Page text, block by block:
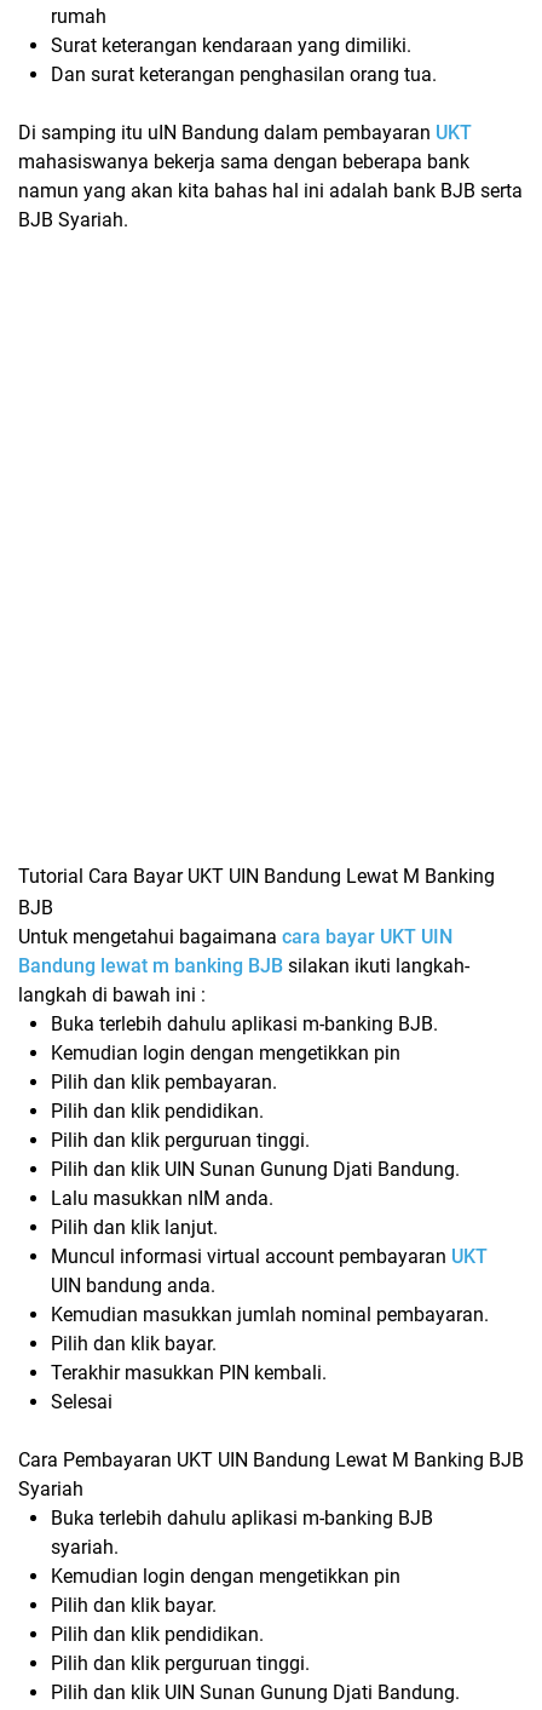
rumah
Surat keterangan kendaraan yang dimiliki.
Dan surat keterangan penghasilan orang tua.
Di samping itu uIN Bandung dalam pembayaran UKT
mahasiswanya bekerja sama dengan beberapa bank
namun yang akan kita bahas hal ini adalah bank BJB serta
BJB Syariah.
Tutorial Cara Bayar UKT UIN Bandung Lewat M Banking
BJB
Untuk mengetahui bagaimana cara bayar UKT UIN
Bandung lewat m banking BJB silakan ikuti langkah-
langkah di bawah ini :
Buka terlebih dahulu aplikasi m-banking BJB.
Kemudian login dengan mengetikkan pin
Pilih dan klik pembayaran.
Pilih dan klik pendidikan.
Pilih dan klik perguruan tinggi.
Pilih dan klik UIN Sunan Gunung Djati Bandung.
Lalu masukkan nIM anda.
Pilih dan klik lanjut.
Muncul informasi virtual account pembayaran UKT
UIN bandung anda.
Kemudian masukkan jumlah nominal pembayaran.
Pilih dan klik bayar.
Terakhir masukkan PIN kembali.
Selesai
Cara Pembayaran UKT UIN Bandung Lewat M Banking BJB
Syariah
Buka terlebih dahulu aplikasi m-banking BJB
syariah.
Kemudian login dengan mengetikkan pin
Pilih dan klik bayar.
Pilih dan klik pendidikan.
Pilih dan klik perguruan tinggi.
Pilih dan klik UIN Sunan Gunung Djati Bandung.